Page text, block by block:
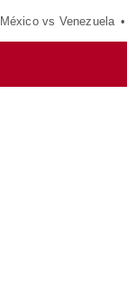
México vs Venezuela